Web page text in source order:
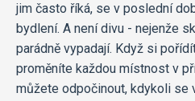
jim často říká, se v poslední
bydlení. A není divu - nejenže
parádně vypadají. Když si
proměníte každou místnost v
můžete odpočinout, kdykoli se